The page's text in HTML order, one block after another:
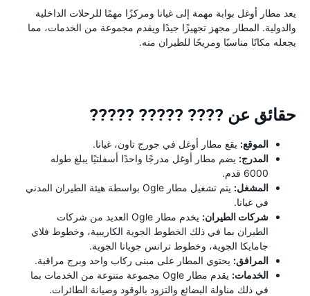
يعد مطار أوغل بوابة مهمة إلى غيانا ومركزًا مهمًا للرحلات الداخلية
والدولية. المطار مجهز تجهيزًا جيدًا ويقدم مجموعة من الخدمات، مما
يجعله مكانًا مناسبًا ومريحًا للطيران منه.
حقائق عن ???? ????? ?????
الموقع: يقع مطار أوغل في جورج تاون، غيانا.
المدرج: يضم مطار أوغل مدرجًا واحدًا أسفلتيًا يبلغ طوله
6000 قدم.
المشغل:
يتم تشغيل مطار Ogle بواسطة هيئة الطيران المدني
في غيانا.
شركات الطيران:
يخدم مطار Ogle العديد من شركات
الطيران بما في ذلك الخطوط الجوية الكاريبية، وخطوط فلاي
جامايكا الجوية، وخطوط ترانس جويانا الجوية.
المرافق: يحتوي المطار على مبنى ركاب واحد وبرج مراقبة.
الخدمات:
يقدم مطار Ogle مجموعة متنوعة من الخدمات بما
في ذلك مناولة البضائع والتزود بالوقود وصيانة الطائرات.